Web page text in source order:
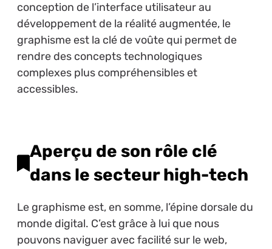
conception de l’interface utilisateur au
développement de la réalité augmentée, le
graphisme est la clé de voûte qui permet de
rendre des concepts technologiques
complexes plus compréhensibles et
accessibles.
Aperçu de son rôle clé
dans le secteur high-tech
Le graphisme est, en somme, l’épine dorsale du
monde digital. C’est grâce à lui que nous
pouvons naviguer avec facilité sur le web,